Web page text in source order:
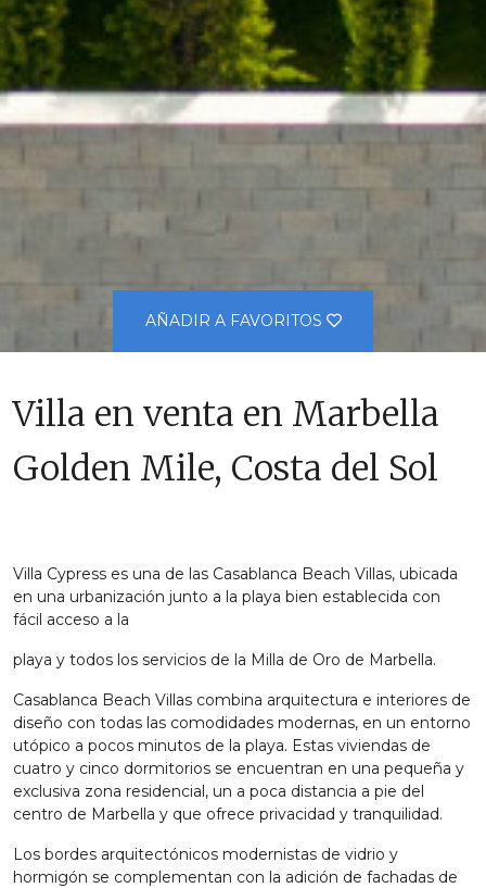
AÑADIR A FAVORITOS
Villa en venta en Marbella
Golden Mile, Costa del Sol
Villa Cypress es una de las Casablanca Beach Villas, ubicada
en una urbanización junto a la playa bien establecida con
fácil acceso a la
playa y todos los servicios de la Milla de Oro de Marbella.
Casablanca Beach Villas combina arquitectura e interiores de
diseño con todas las comodidades modernas, en un entorno
utópico a pocos minutos de la playa. Estas viviendas de
cuatro y cinco dormitorios se encuentran en una pequeña y
exclusiva zona residencial, un a poca distancia a pie del
centro de Marbella y que ofrece privacidad y tranquilidad.
Los bordes arquitectónicos modernistas de vidrio y
hormigón se complementan con la adición de fachadas de